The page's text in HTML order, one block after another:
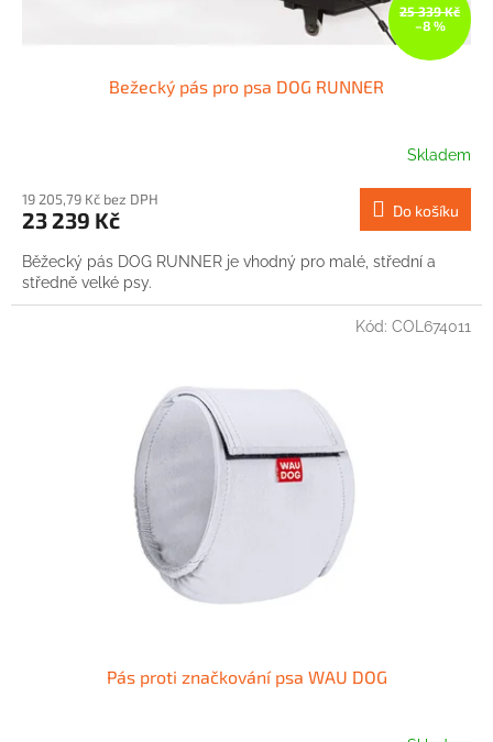
25 339 Kč
–8 %
Bežecký pás pro psa DOG RUNNER
Skladem
19 205,79 Kč bez DPH
23 239 Kč Do košíku
Běžecký pás DOG RUNNER je vhodný pro malé, střední a
středně velké psy.
Pás proti značkování psa WAU DOG
Kód: COL674011